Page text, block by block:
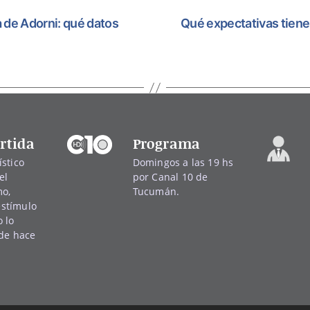
Adorni: qué datos Qué expectativas
lo
hace
Programa
Domingos a las 19 hs
por Canal 10 de
Tucumán.